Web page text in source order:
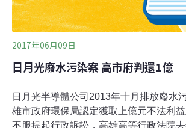
實際上卻未有效處理廢水，明顯違反
2017年06月09日
日月光廢水污染案 高市府判還1億
日月光半導體公司2013年十月排放廢水
雄市政府環保局認定獲取上億元不法利
不服提起行政訴訟，高雄高等行政法院